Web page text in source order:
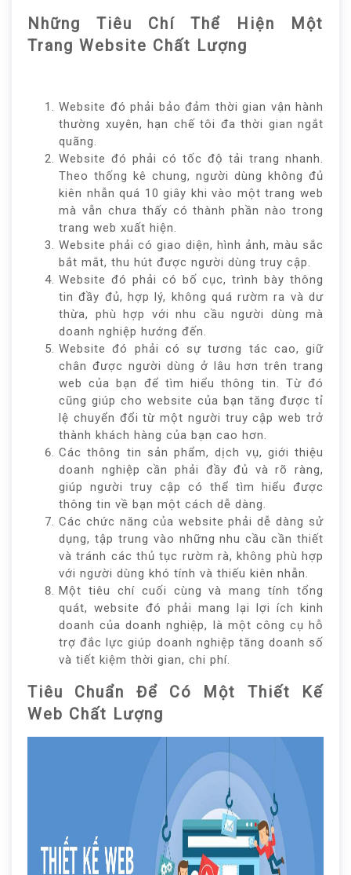
Những Tiêu Chí Thể Hiện Một
Trang Website Chất Lượng
Website đó phải bảo đảm thời gian vận hành
thường xuyên, hạn chế tôi đa thời gian ngắt
quãng.
Website đó phải có tốc độ tải trang nhanh.
Theo thống kê chung, người dùng không đủ
kiên nhẫn quá 10 giây khi vào một trang web
mà vẫn chưa thấy có thành phần nào trong
trang web xuất hiện.
Website phải có giao diện, hình ảnh, màu sắc
bắt mắt, thu hút được người dùng truy cập.
Website đó phải có bố cục, trình bày thông
tin đầy đủ, hợp lý, không quá rườm ra và dư
thừa, phù hợp với nhu cầu người dùng mà
doanh nghiệp hướng đến.
Website đó phải có sự tương tác cao, giữ
chân được người dùng ở lâu hơn trên trang
web của bạn để tìm hiểu thông tin. Từ đó
cũng giúp cho website của bạn tăng được tỉ
lệ chuyển đổi từ một người truy cập web trở
thành khách hàng của bạn cao hơn.
Các thông tin sản phẩm, dịch vụ, giới thiệu
doanh nghiệp cần phải đầy đủ và rõ ràng,
giúp người truy cập có thể tìm hiểu được
thông tin về bạn một cách dễ dàng.
Các chức năng của website phải dễ dàng sử
dụng, tập trung vào những nhu cầu cần thiết
và tránh các thủ tục rườm rà, không phù hợp
với người dùng khó tính và thiếu kiên nhẫn.
Một tiêu chí cuối cùng và mang tính tổng
quát, website đó phải mang lại lợi ích kinh
doanh của doanh nghiệp, là một công cụ hỗ
trợ đắc lực giúp doanh nghiệp tăng doanh số
và tiết kiệm thời gian, chi phí.
Tiêu Chuẩn Để Có Một Thiết Kế
Web Chất Lượng